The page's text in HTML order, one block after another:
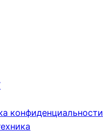
конфиденциальности